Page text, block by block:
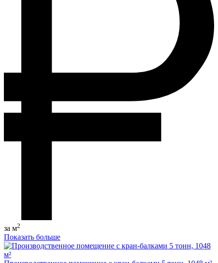
за м2
Показать больше